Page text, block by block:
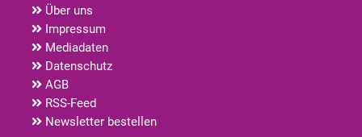
Über uns
Impressum
Mediadaten
Datenschutz
AGB
RSS-Feed
Newsletter bestellen